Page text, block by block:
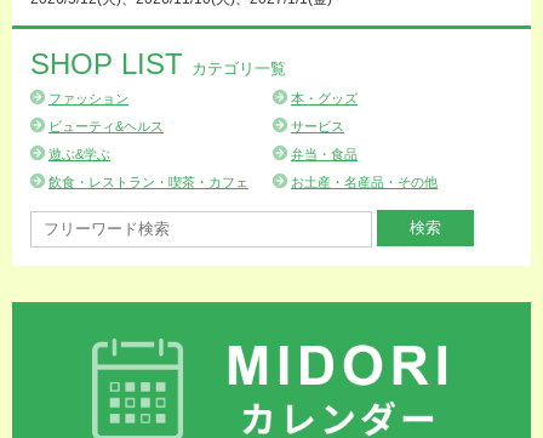
SHOP LIST カテゴリ一覧
ファッション
本・グッズ
ビューティ&ヘルス
サービス
遊ぶ&学ぶ
弁当・食品
飲食・レストラン・喫茶・カフェ
お土産・名産品・その他